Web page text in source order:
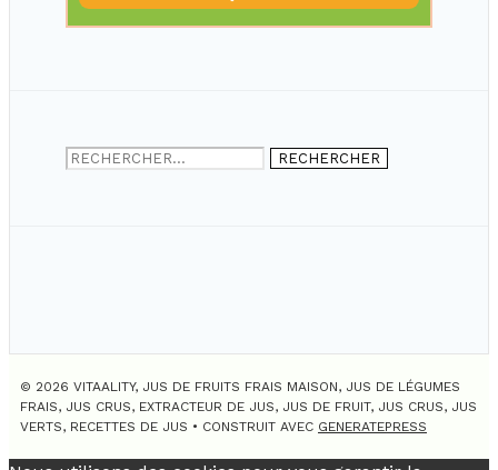
Rechercher :
© 2026 VITAALITY, JUS DE FRUITS FRAIS MAISON, JUS DE LÉGUMES
FRAIS, JUS CRUS, EXTRACTEUR DE JUS, JUS DE FRUIT, JUS CRUS, JUS
VERTS, RECETTES DE JUS • CONSTRUIT AVEC GENERATEPRESS